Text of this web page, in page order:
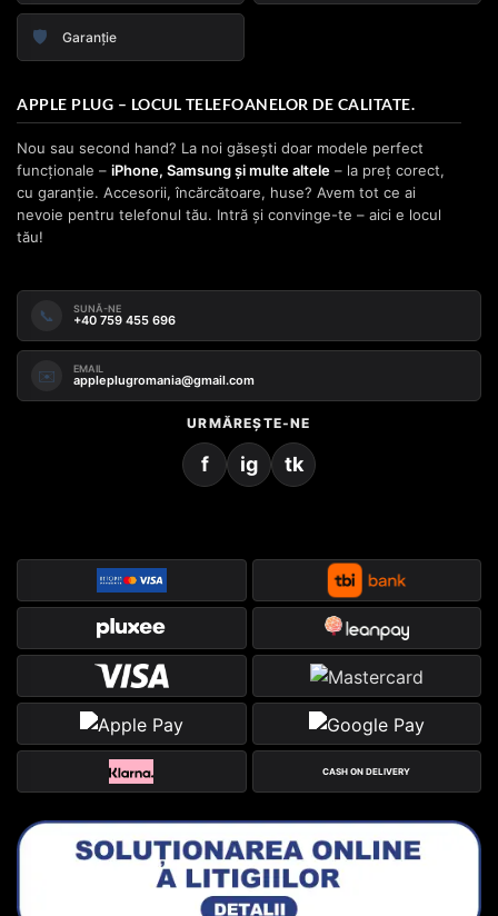
🛡️ Garanție
APPLE PLUG – LOCUL TELEFOANELOR DE CALITATE.
Nou sau second hand? La noi găsești doar modele perfect
funcționale – iPhone, Samsung și multe altele – la preț corect,
cu garanție. Accesorii, încărcătoare, huse? Avem tot ce ai
nevoie pentru telefonul tău. Intră și convinge-te – aici e locul
tău!
📞 SUNĂ-NE
+40 759 455 696
✉️ EMAIL
appleplugromania@gmail.com
URMĂREȘTE-NE
f ig tk
CASH ON DELIVERY